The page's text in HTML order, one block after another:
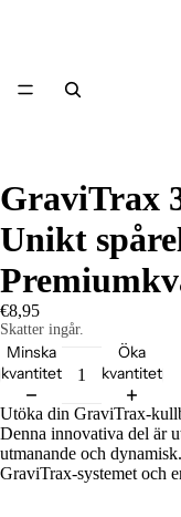
GraviTrax
Unikt
€8,95
Skatter ingår.
Minska
kvantitet
Öka
kvantitet
Utöka din GraviTrax-
Denna innovativa del är
utmanande och
GraviTrax-systemet och